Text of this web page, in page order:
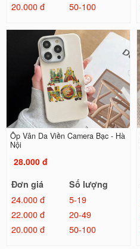
20.000 đ
50-100
Ốp Vân Da Viền Camera Bạc - Hà
Nội
28.000 đ
Đơn giá
Số lượng
24.000 đ
5-19
22.000 đ
20-49
20.000 đ
50-100